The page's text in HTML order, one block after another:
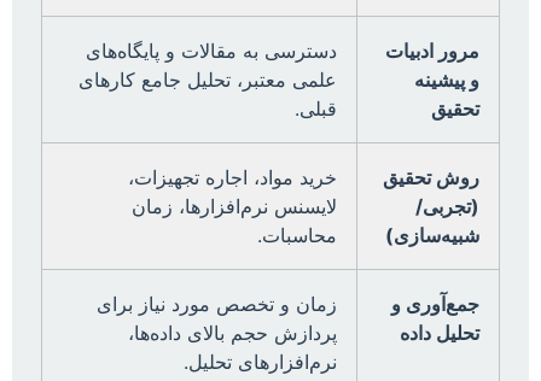
مرور ادبیات
و پیشینه
تحقیق
دسترسی به مقالات و پایگاه‌های
علمی معتبر، تحلیل جامع کارهای
قبلی.
روش تحقیق
(تجربی/
شبیه‌سازی)
خرید مواد، اجاره تجهیزات،
لایسنس نرم‌افزارها، زمان
محاسبات.
جمع‌آوری و
تحلیل داده
زمان و تخصص مورد نیاز برای
پردازش حجم بالای داده‌ها،
نرم‌افزارهای تحلیل.